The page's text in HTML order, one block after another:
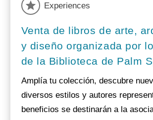
Experiences
Venta de libros de arte,
y diseño organizada por
de la Biblioteca de Palm
Amplía tu colección, descubre
diversos estilos y autores
beneficios se destinarán a la